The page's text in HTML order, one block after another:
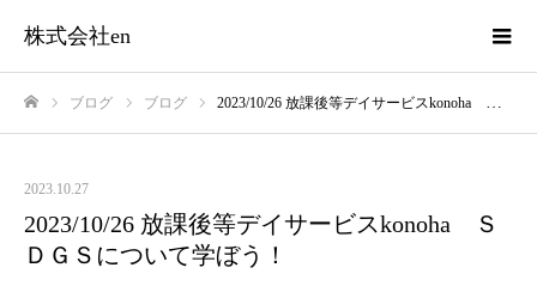
株式会社en
ブログ ブログ 2023/10/26 放課後等デイサービスkonoha ＳＤＧＳについて学ぼう！
2023.10.27
2023/10/26 放課後等デイサービスkonoha Ｓ
ＤＧＳについて学ぼう！